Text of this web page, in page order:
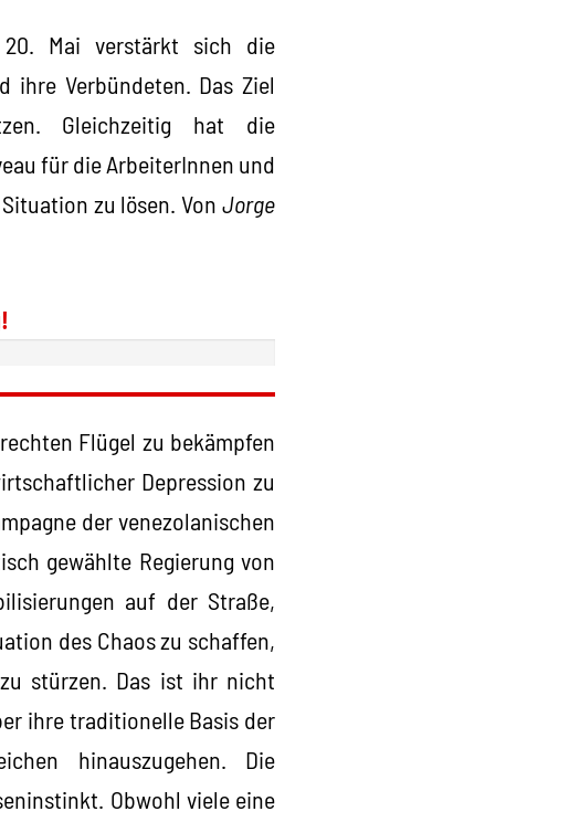
20. Mai verstärkt sich die
ihre Verbündeten. Das Ziel
Gleichzeitig hat die
für die ArbeiterInnen und
zu lösen. Von Jorge
Flügel zu bekämpfen
Depression zu
der venezolanischen
gewählte Regierung von
auf der Straße,
des Chaos zu schaffen,
stürzen. Das ist ihr nicht
ihre traditionelle Basis der
hinauszugehen. Die
Obwohl viele eine